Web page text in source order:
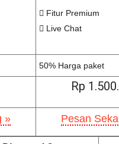
Fitur Premium
Live Chat
50% Harga paket
Rp
» Pesan